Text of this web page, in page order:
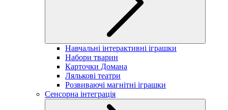
Навчальні інтерактивні іграшки
Набори тварин
Карточки Домана
Лялькові театри
Розвиваючі магнітні іграшки
Сенсорна інтеграція